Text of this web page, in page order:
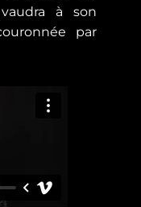
à son
par